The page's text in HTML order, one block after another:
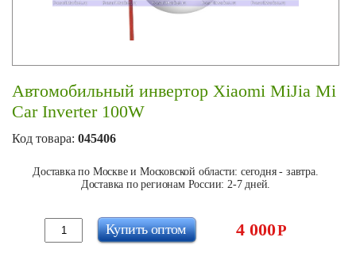
Автомобильный инвертор Xiaomi MiJia Mi
Car Inverter 100W
Код товара: 045406
Доставка по Москве и Московской области: сегодня - завтра.
Доставка по регионам России: 2-7 дней.
4 000Р
Купить оптом